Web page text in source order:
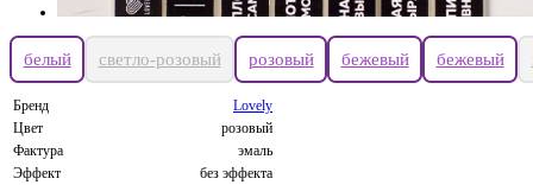
белый светло-розовый розовый бежевый бежевый
Бренд
Lovely
Цвет
розовый
Фактура
эмаль
Эффект
без эффекта